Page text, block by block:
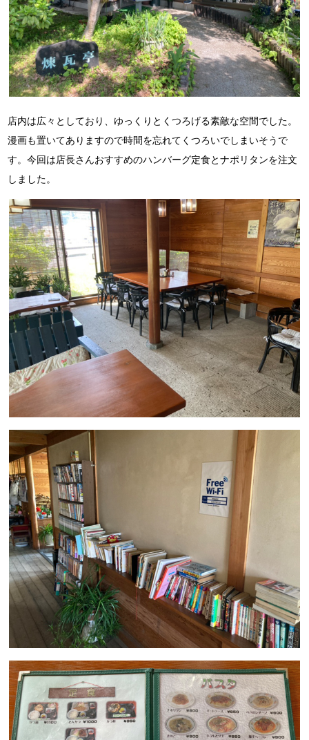
店内は広々としており、ゆっくりとくつろげる素敵な空間でした。
漫画も置いてありますので時間を忘れてくつろいでしまいそうで
す。今回は店長さんおすすめのハンバーグ定食とナポリタンを注文
しました。